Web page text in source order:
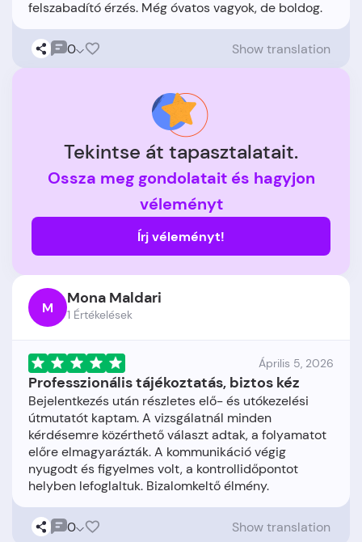
0 Show translation
Tekintse át tapasztalatait.
Ossza meg gondolatait és hagyjon
véleményt
Írj véleményt!
M Mona Maldari
1 Értékelések
Április 5, 2026
Professzionális tájékoztatás, biztos kéz
Bejelentkezés után részletes elő- és utókezelési
útmutatót kaptam. A vizsgálatnál minden
kérdésemre közérthető választ adtak, a folyamatot
előre elmagyarázták. A kommunikáció végig
nyugodt és figyelmes volt, a kontrollidőpontot
0 Show translation